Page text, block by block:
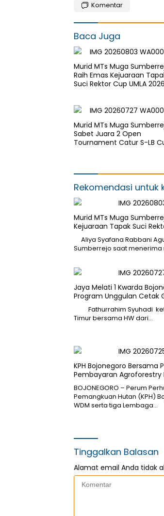
Komentar
Baca Juga
Murid MTs Muga
Raih Emas Kejuaraan
Suci Rektor Cup UMLA 2026
Murid MTs Muga
Sabet Juara 2 Open
Tournament Catur S-LB
Rekomendasi untuk
Murid MTs Muga
Kejuaraan Tapak Suci
Aliya Syafana Rabbani
Sumberrejo saat
Jaya Melati 1 Kwarda
Program Unggulan Cetak
Fathurrahim Syuhadi
Timur bersama HW dari…
KPH Bojonegoro Bersama
Pembayaran Agroforestry
BOJONEGORO – Perum
Pemangkuan Hutan (KPH)
WDM serta tiga Lembaga…
Tinggalkan Balasan
Alamat email Anda tidak